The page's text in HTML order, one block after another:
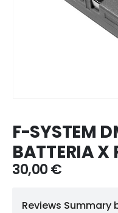
F-SYSTEM
BATTERIA
30,00€
Reviews Summary